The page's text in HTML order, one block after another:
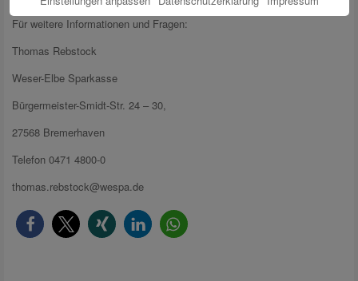
Für weitere Informationen und Fragen:
Thomas Rebstock
Weser-Elbe Sparkasse
Bürgermeister-Smidt-Str. 24 – 30,
27568 Bremerhaven
Telefon 0471 4800-0
thomas.rebstock@wespa.de